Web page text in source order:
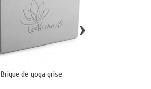
Brique de yoga grise
›